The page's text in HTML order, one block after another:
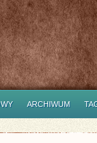
ARCHIWUM